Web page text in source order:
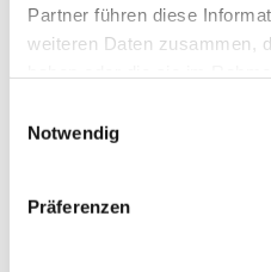
Partner führen diese
weiteren Daten zusammen,
Notwendig
Präferenzen
Auch wir haben uns natürlich
Klimaschutz und
beitragen können. Das
Zukünftig werden wir nicht
Seminarprogramms
Das Seminarprogramm selbst
Website zum Anschauen oder